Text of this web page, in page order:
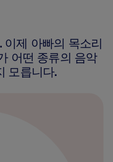
제 아빠의 목소리
어떤 종류의 음악
모릅니다.